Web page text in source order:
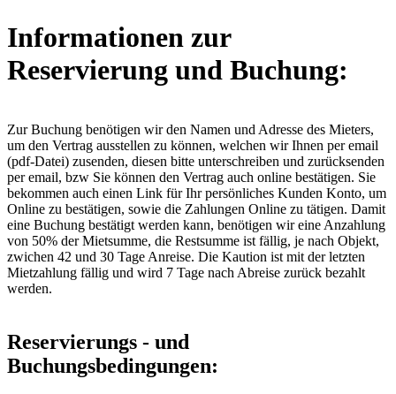
Informationen zur
Reservierung und Buchung:
Zur Buchung benötigen wir den Namen und Adresse des Mieters,
um den Vertrag ausstellen zu können, welchen wir Ihnen per email
(pdf-Datei) zusenden, diesen bitte unterschreiben und zurücksenden
per email, bzw Sie können den Vertrag auch online bestätigen. Sie
bekommen auch einen Link für Ihr persönliches Kunden Konto, um
Online zu bestätigen, sowie die Zahlungen Online zu tätigen. Damit
eine Buchung bestätigt werden kann, benötigen wir eine Anzahlung
von 50% der Mietsumme, die Restsumme ist fällig, je nach Objekt,
zwichen 42 und 30 Tage Anreise. Die Kaution ist mit der letzten
Mietzahlung fällig und wird 7 Tage nach Abreise zurück bezahlt
werden.
Reservierungs - und
Buchungsbedingungen: